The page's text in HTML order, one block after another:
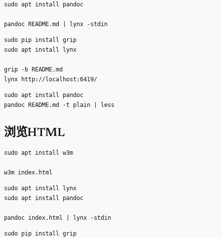
sudo apt install pandoc
sudo pip install grip
sudo apt install lynx
grip -b README.md
sudo apt install pandoc
浏览HTML
sudo apt install w3m
sudo apt install lynx
sudo apt install pandoc
sudo pip install grip